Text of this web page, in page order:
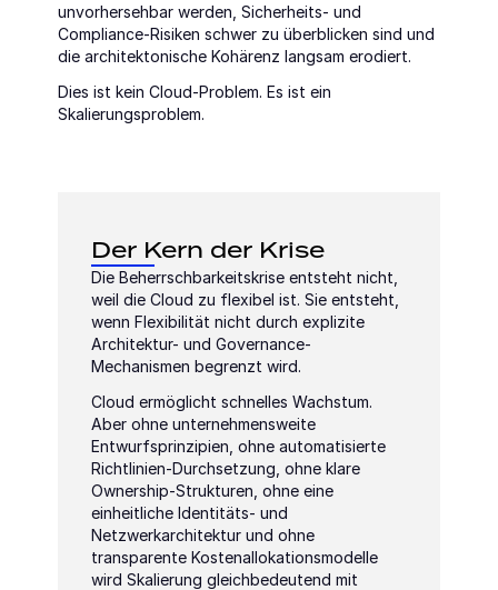
unvorhersehbar werden, Sicherheits- und
Compliance-Risiken schwer zu überblicken sind und
die architektonische Kohärenz langsam erodiert.
Dies ist kein Cloud-Problem. Es ist ein
Skalierungsproblem.
Der Kern der Krise
Die Beherrschbarkeitskrise entsteht nicht,
weil die Cloud zu flexibel ist. Sie entsteht,
wenn Flexibilität nicht durch explizite
Architektur- und Governance-
Mechanismen begrenzt wird.
Cloud ermöglicht schnelles Wachstum.
Aber ohne unternehmensweite
Entwurfsprinzipien, ohne automatisierte
Richtlinien-Durchsetzung, ohne klare
Ownership-Strukturen, ohne eine
einheitliche Identitäts- und
Netzwerkarchitektur und ohne
transparente Kostenallokationsmodelle
wird Skalierung gleichbedeutend mit